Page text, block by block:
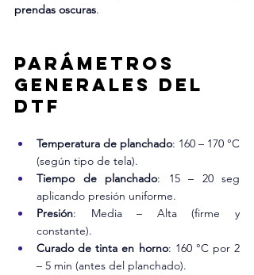
prendas oscuras.
Parámetros
Generales del
DTF
Temperatura de planchado: 160 – 170 °C
(según tipo de tela).
Tiempo de planchado: 15 – 20 seg
aplicando presión uniforme.
Presión: Media – Alta (firme y
constante).
Curado de tinta en horno: 160 °C por 2
– 5 min (antes del planchado).